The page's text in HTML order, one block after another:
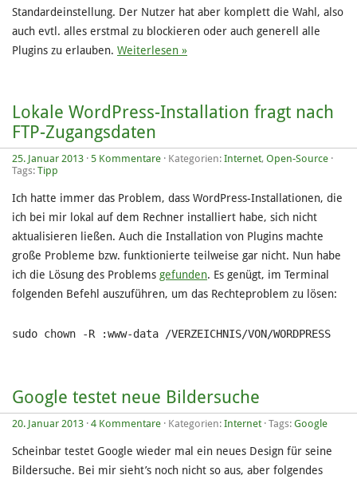
Standardeinstellung. Der Nutzer hat aber komplett die Wahl, also
auch evtl. alles erstmal zu blockieren oder auch generell alle
Plugins zu erlauben. Weiterlesen »
Lokale WordPress-Installation fragt nach
FTP-Zugangsdaten
25. Januar 2013 · 5 Kommentare · Kategorien: Internet, Open-Source ·
Tags: Tipp
Ich hatte immer das Problem, dass WordPress-Installationen, die
ich bei mir lokal auf dem Rechner installiert habe, sich nicht
aktualisieren ließen. Auch die Installation von Plugins machte
große Probleme bzw. funktionierte teilweise gar nicht. Nun habe
ich die Lösung des Problems gefunden. Es genügt, im Terminal
folgenden Befehl auszuführen, um das Rechteproblem zu lösen:
sudo chown -R :www-data /VERZEICHNIS/VON/WORDPRESS
Google testet neue Bildersuche
20. Januar 2013 · 4 Kommentare · Kategorien: Internet· Tags: Google
Scheinbar testet Google wieder mal ein neues Design für seine
Bildersuche. Bei mir sieht’s noch nicht so aus, aber folgendes